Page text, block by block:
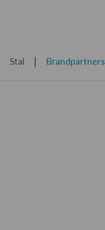
Stal Brandpartners